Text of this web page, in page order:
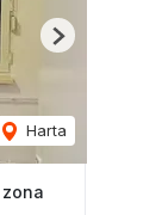
Harta
Next